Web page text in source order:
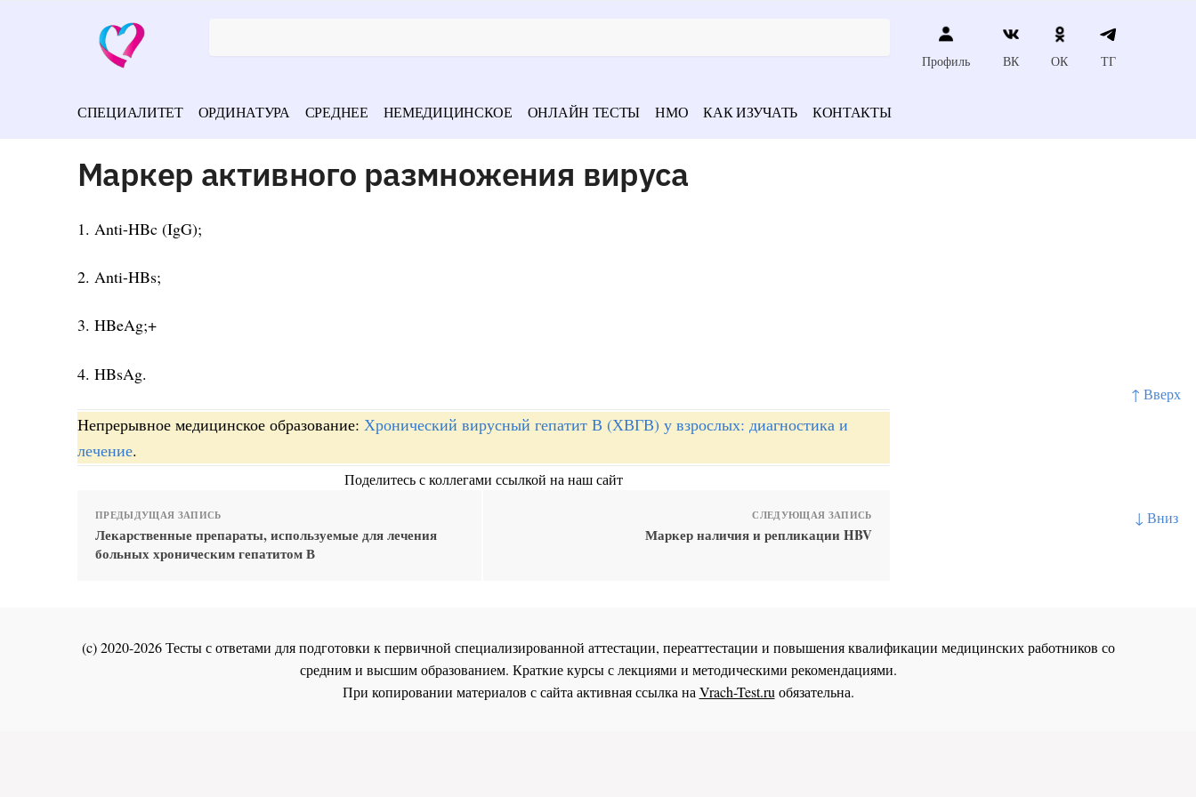
↑ Вверх
↓ Вниз
Профиль ВК ОК ТГ
СПЕЦИАЛИТЕТ ОРДИНАТУРА СРЕДНЕЕ НЕМЕДИЦИНСКОЕ ОНЛАЙН ТЕСТЫ НМО КАК ИЗУЧАТЬ КОНТАКТЫ
Маркер активного размножения вируса
1. Anti-HBc (IgG);
2. Anti-HBs;
3. HBeAg;+
4. HBsAg.
Непрерывное медицинское образование: Хронический вирусный гепатит В (ХВГВ) у взрослых: диагностика и
лечение.
Поделитесь с коллегами ссылкой на наш сайт
ПРЕДЫДУЩАЯ ЗАПИСЬ
Лекарственные препараты, используемые для лечения
больных хроническим гепатитом В
СЛЕДУЮЩАЯ ЗАПИСЬ
Маркер наличия и репликации HBV
(c) 2020-2026 Тесты с ответами для подготовки к первичной специализированной аттестации, переаттестации и повышения квалификации медицинских работников со
средним и высшим образованием. Краткие курсы с лекциями и методическими рекомендациями.
При копировании материалов с сайта активная ссылка наVrach-Test.ruобязательна.